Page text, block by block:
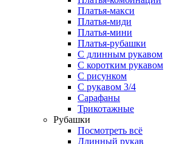
Платья-макси
Платья-миди
Платья-мини
Платья-рубашки
С длинным рукавом
С коротким рукавом
С рисунком
С рукавом 3/4
Сарафаны
Трикотажные
Рубашки
Посмотреть всё
Длинный рукав